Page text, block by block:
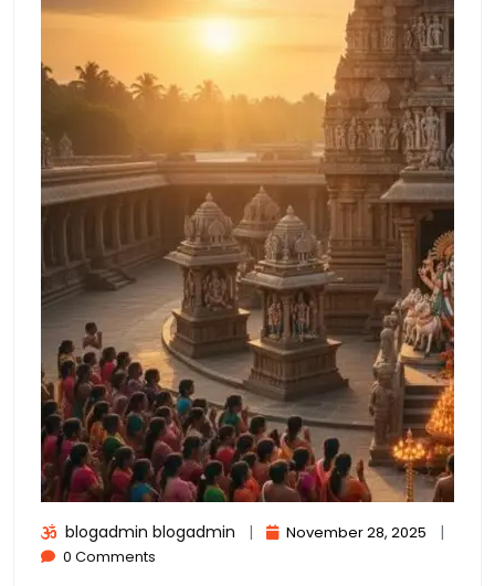
blogadmin blogadmin | November 28, 2025 |
0 Comments